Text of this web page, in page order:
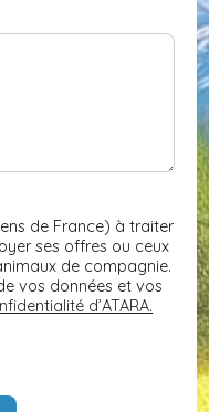
de France) à traiter
ses offres ou ceux
de compagnie.
vos données et vos
d’ATARA.